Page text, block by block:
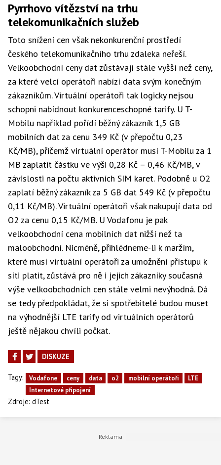
Pyrrhovo vítězství na trhu
telekomunikačních služeb
Toto snížení cen však nekonkurenční prostředí
českého telekomunikačního trhu zdaleka neřeší.
Velkoobchodní ceny dat zůstávají stále vyšší než ceny,
za které velcí operátoři nabízí data svým konečným
zákazníkům. Virtuální operátoři tak logicky nejsou
schopni nabídnout konkurenceschopné tarify. U T-
Mobilu například pořídí běžný zákazník 1,5 GB
mobilních dat za cenu 349 Kč (v přepočtu 0,23
Kč/MB), přičemž virtuální operátor musí T-Mobilu za 1
MB zaplatit částku ve výši 0,28 Kč – 0,46 Kč/MB, v
závislosti na počtu aktivních SIM karet. Podobně u O2
zaplatí běžný zákazník za 5 GB dat 549 Kč (v přepočtu
0,11 Kč/MB). Virtuální operátoři však nakupují data od
O2 za cenu 0,15 Kč/MB. U Vodafonu je pak
velkoobchodní cena mobilních dat nižší než ta
maloobchodní. Nicméně, přihlédneme-li k maržím,
které musí virtuální operátoři za umožnění přístupu k
síti platit, zůstává pro ně i jejich zákazníky současná
výše velkoobchodních cen stále velmi nevýhodná. Dá
se tedy předpokládat, že si spotřebitelé budou muset
na výhodnější LTE tarify od virtuálních operátorů
ještě nějakou chvíli počkat.
DISKUZE
Tagy: Vodafone ceny data o2 mobilní operátoři
LTE
Internetové připojení
Zdroje: dTest